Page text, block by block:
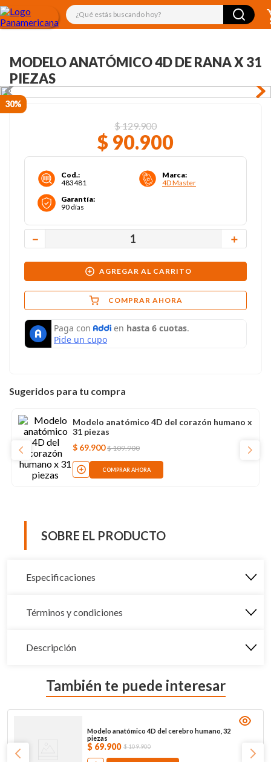
¿Qué estás buscando hoy?
MODELO ANATÓMICO 4D DE RANA X 31
PIEZAS
30%
$129.900
$ 90.900
Cod.:
483481
Marca:
4D Master
Garantía:
90 días
＋
－
AGREGAR AL CARRITO
COMPRAR AHORA
Sugeridos para tu compra
Modelo anatómico 4D del corazón humano x
31 piezas
$ 69.900 $109.900
COMPRAR AHORA
SOBRE EL PRODUCTO
Especificaciones
Términos y condiciones
Descripción
También te puede interesar
Modelo anatómico 4D del cerebro humano, 32
piezas
$ 69.900 $109.900